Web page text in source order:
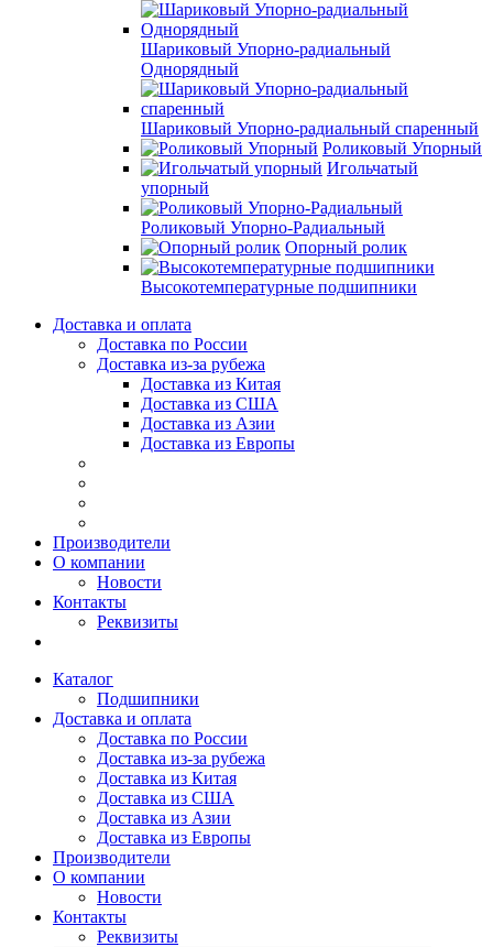
Шариковый Упорно-радиальный
Однорядный
Шариковый Упорно-радиальный спаренный
Роликовый Упорный
Игольчатый
упорный
Роликовый Упорно-Радиальный
Опорный ролик
Высокотемпературные подшипники
Доставка и оплата
Доставка по России
Доставка из-за рубежа
Доставка из Китая
Доставка из США
Доставка из Азии
Доставка из Европы
Производители
О компании
Новости
Контакты
Реквизиты
Каталог
Подшипники
Доставка и оплата
Доставка по России
Доставка из-за рубежа
Доставка из Китая
Доставка из США
Доставка из Азии
Доставка из Европы
Производители
О компании
Новости
Контакты
Реквизиты